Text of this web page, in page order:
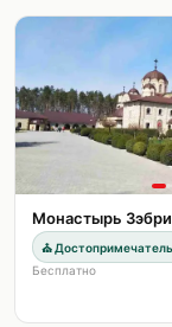
Монастырь
⛪
Бесплатно